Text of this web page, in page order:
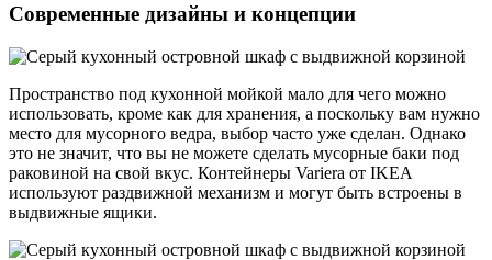
Современные дизайны и концепции
Пространство под кухонной мойкой мало для чего можно
использовать, кроме как для хранения, а поскольку вам нужно
место для мусорного ведра, выбор часто уже сделан. Однако
это не значит, что вы не можете сделать мусорные баки под
раковиной на свой вкус. Контейнеры Variera от IKEA
используют раздвижной механизм и могут быть встроены в
выдвижные ящики.